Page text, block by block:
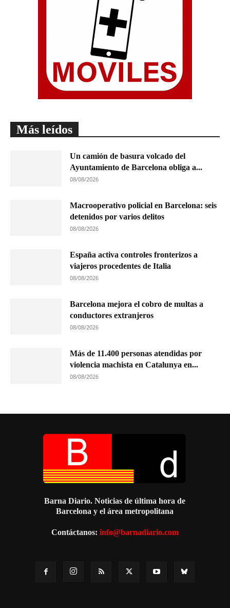
Más leídos
Un camión de basura volcado del
Ayuntamiento de Barcelona obliga a...
08/08/2026
Macrooperativo policial en Barcelona: seis
detenidos por varios delitos
08/08/2026
España activa controles fronterizos a
viajeros procedentes de Italia
08/08/2026
Barcelona mejora el cobro de multas a
conductores extranjeros
08/08/2026
Más de 11.400 personas atendidas por
violencia machista en Catalunya en...
08/08/2026
Barna Diario. Noticias de última hora de
Barcelona y el área metropolitana
Contáctanos: info@barnadiario.com